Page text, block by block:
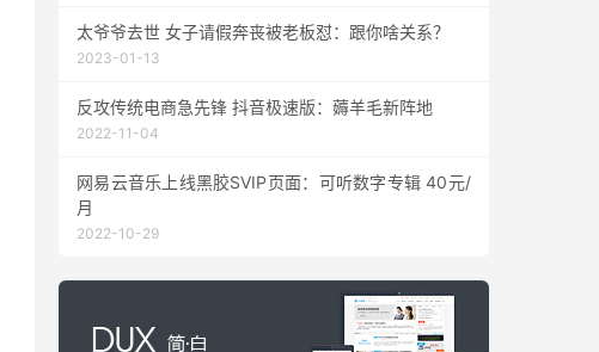
太爷爷去世 女子请假奔丧被老板怼：跟你啥关系？
2023-01-13
反攻传统电商急先锋 抖音极速版：薅羊毛新阵地
2022-11-04
网易云音乐上线黑胶SVIP页面：可听数字专辑 40元/
月
2022-10-29